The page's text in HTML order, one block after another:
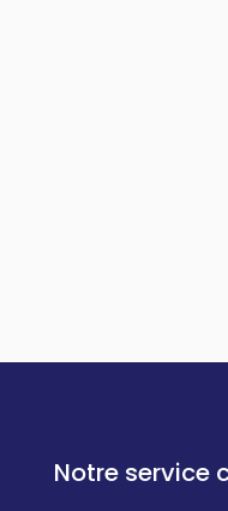
Notre service